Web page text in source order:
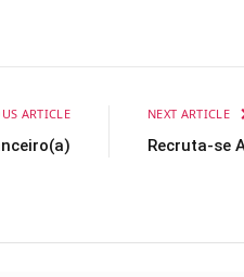
ARTICLE NEXT ARTICLE
Recruta-se